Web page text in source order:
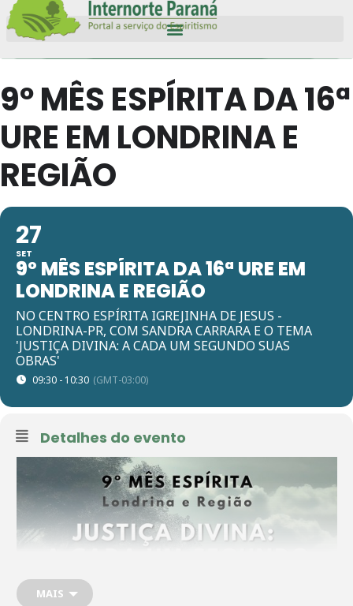
9º MÊS ESPÍRITA DA 16ª
URE EM LONDRINA E
REGIÃO
27
SET
9º MÊS ESPÍRITA DA 16ª URE EM
LONDRINA E REGIÃO
NO CENTRO ESPÍRITA IGREJINHA DE JESUS -
LONDRINA-PR, COM SANDRA CARRARA E O TEMA
'JUSTIÇA DIVINA: A CADA UM SEGUNDO SUAS
OBRAS'
09:30 - 10:30 (GMT-03:00)
Detalhes do evento
MAIS